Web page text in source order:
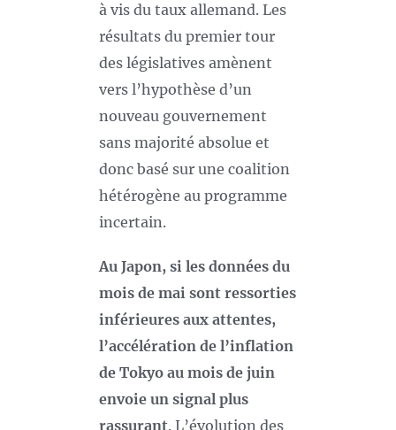
à vis du taux allemand. Les
résultats du premier tour
des législatives amènent
vers l’hypothèse d’un
nouveau gouvernement
sans majorité absolue et
donc basé sur une coalition
hétérogène au programme
incertain.
Au Japon, si les données du
mois de mai sont ressorties
inférieures aux attentes,
l’accélération de l’inflation
de Tokyo au mois de juin
envoie un signal plus
rassurant. L’évolution des